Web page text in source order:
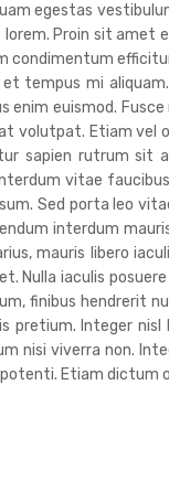
egestas
Proin sit amet
condimentum
tempus mi
enim euismod.
volutpat. Etiam
sapien rutrum sit
vitae
Sed porta leo
interdum
mauris libero
Nulla iaculis
finibus hendrerit
Integer
nisi viverra non.
Etiam dictum